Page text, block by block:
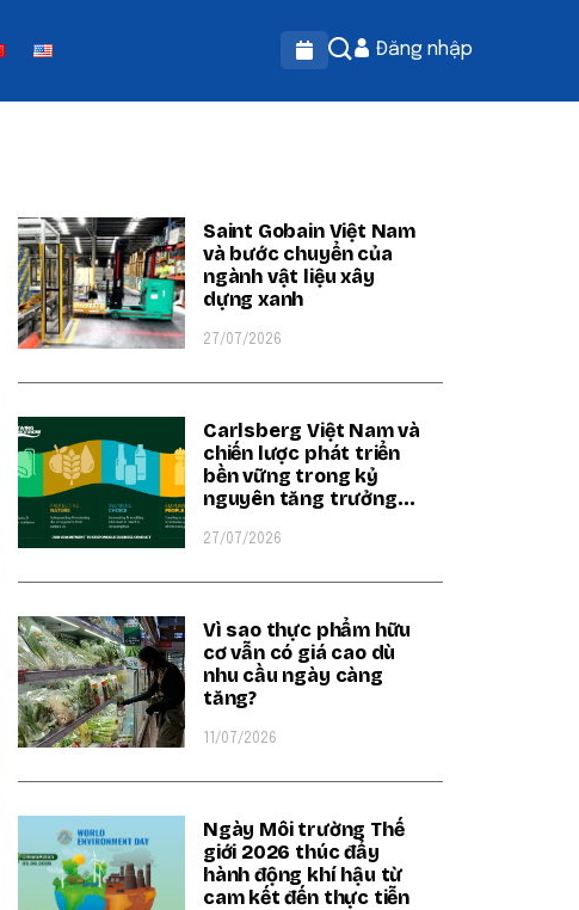
Đăng nhập
Saint Gobain Việt Nam
và bước chuyển của
ngành vật liệu xây
dựng xanh
27/07/2026
Carlsberg Việt Nam và
chiến lược phát triển
bền vững trong kỷ
nguyên tăng trưởng
27/07/2026
Vì sao thực phẩm hữu
cơ vẫn có giá cao dù
nhu cầu ngày càng
tăng?
11/07/2026
Ngày Môi trường Thế
giới 2026 thúc đẩy
hành động khí hậu từ
cam kết đến thực tiễn